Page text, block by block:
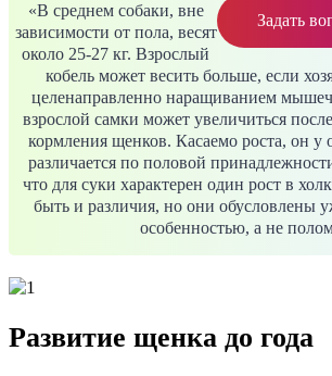
Задать
«В среднем собаки, вне
зависимости от пола, весят
около 25-27 кг. Взрослый
кобель может весить больше, если
целенаправленно наращиванием
взрослой самки может увеличиться
кормления щенков. Касаемо роста, он у
различается по половой
что для суки характерен один рост в
быть и различия, но они обусловлены
особенностью, а не
Развитие щенка до года